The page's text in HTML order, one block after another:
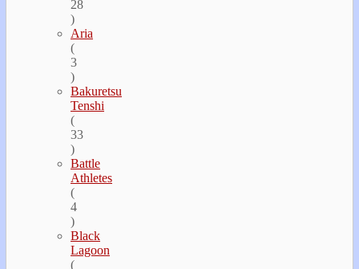
28
)
Aria
(
3
)
Bakuretsu
Tenshi
(
33
)
Battle
Athletes
(
4
)
Black
Lagoon
(